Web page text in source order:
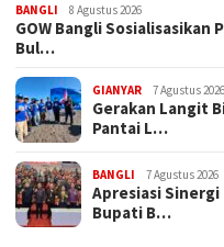
BANGLI 8 Agustus 2026
GOW Bangli Sosialisasikan
Bul…
GIANYAR 7 Agustus 2026
Gerakan Langit
Pantai L…
BANGLI 7 Agustus 2026
Apresiasi
Bupati B…